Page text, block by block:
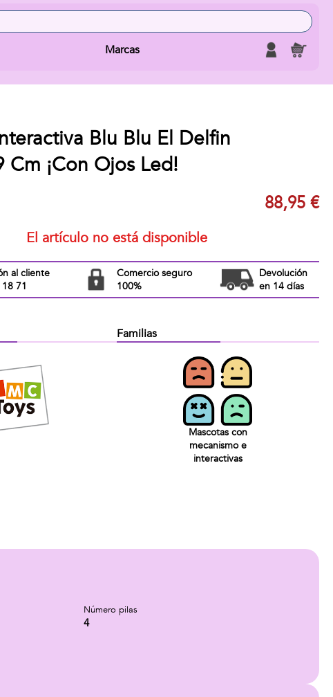
Marcas
Blu Blu El Delfin
Cm ¡Con Ojos Led!
88,95 €
El artículo no está disponible
al cliente
71
Comercio seguro
100%
Devolución
en 14 días
Familias
Mascotas con
mecanismo e
interactivas
Número pilas
4